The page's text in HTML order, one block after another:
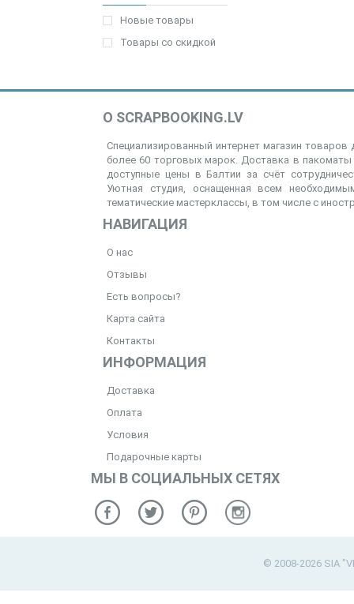
Новые товары
Товары со скидкой
О SCRAPBOOKING.LV
Специализированный интернет магазин товаров
более 60 торговых марок. Доставка в
доступные цены в Балтии за счёт
Уютная студия, оснащенная всем
тематические мастерклассы, в том числе с
НАВИГАЦИЯ
О нас
Отзывы
Есть вопросы?
Карта сайта
Контакты
ИНФОРМАЦИЯ
Доставка
Оплата
Условия
Подарочные карты
МЫ В СОЦИАЛЬНЫХ СЕТЯХ
© 2008-2026 SIA